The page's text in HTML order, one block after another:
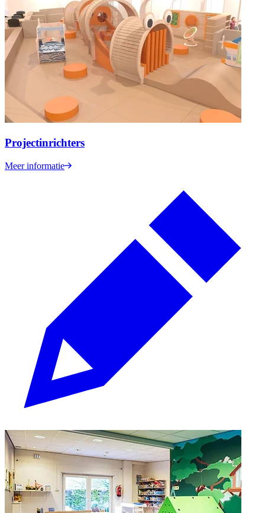
Projectinrichters
Meer informatie